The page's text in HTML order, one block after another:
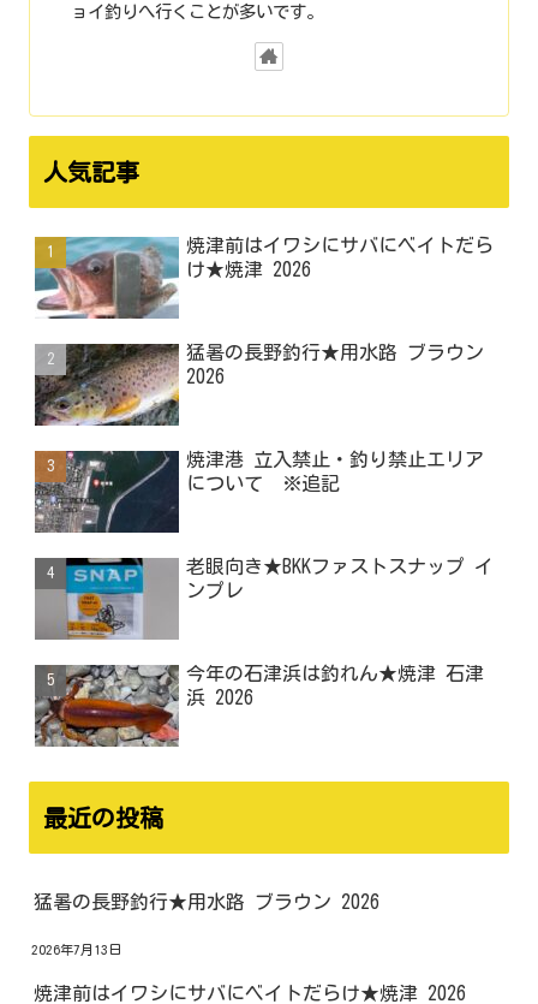
ョイ釣りへ行くことが多いです。
人気記事
焼津前はイワシにサバにベイトだら
け★焼津 2026
猛暑の長野釣行★用水路 ブラウン
2026
焼津港 立入禁止・釣り禁止エリア
について ※追記
老眼向き★BKKファストスナップ イ
ンプレ
今年の石津浜は釣れん★焼津 石津
浜 2026
最近の投稿
猛暑の長野釣行★用水路 ブラウン 2026
2026年7月13日
焼津前はイワシにサバにベイトだらけ★焼津 2026